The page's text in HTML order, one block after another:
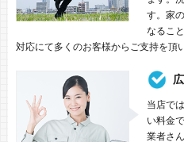
す。家
なるこ
対応にて多くのお客様からご支持を頂
当店で
い料金
業者さ